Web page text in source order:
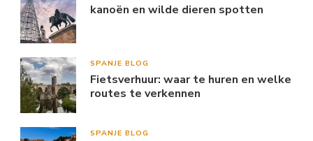
kanoën en wilde dieren spotten
SPANJE BLOG
Fietsverhuur: waar te huren en welke
routes te verkennen
SPANJE BLOG